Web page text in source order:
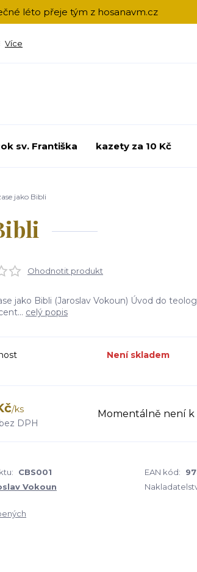
léto přeje tým z hosanavm.cz
Více
sv. Františka kazety za 10 Kč
jako Bibli
Ohodnotit produkt
jako Bibli (Jaroslav Vokoun) Úvod do
celý popis
Není skladem
/ks
bez DPH
Momentálně není k
CBS001 EAN kód:
Vokoun